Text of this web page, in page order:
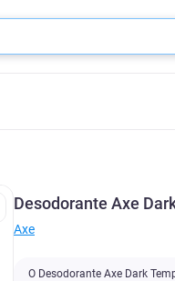
Desodorante Axe
Axe
O Desodorante Axe Dark